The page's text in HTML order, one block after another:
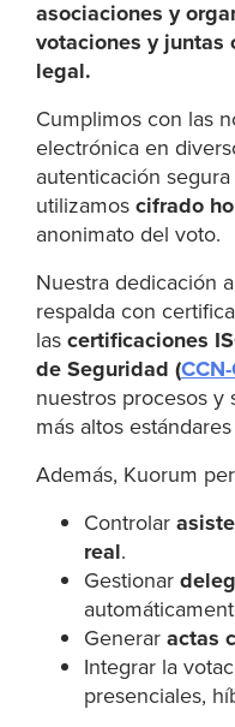
asociaciones y
votaciones y juntas
legal.
Cumplimos con las
electrónica en
autenticación
utilizamos cifrado
anonimato del voto.
Nuestra dedicación
respalda con
las certificaciones
de Seguridad (
nuestros procesos y
más altos
Además, Kuorum
Controlar
real.
Gestionar
Generar actas
Integrar la
presenciales,